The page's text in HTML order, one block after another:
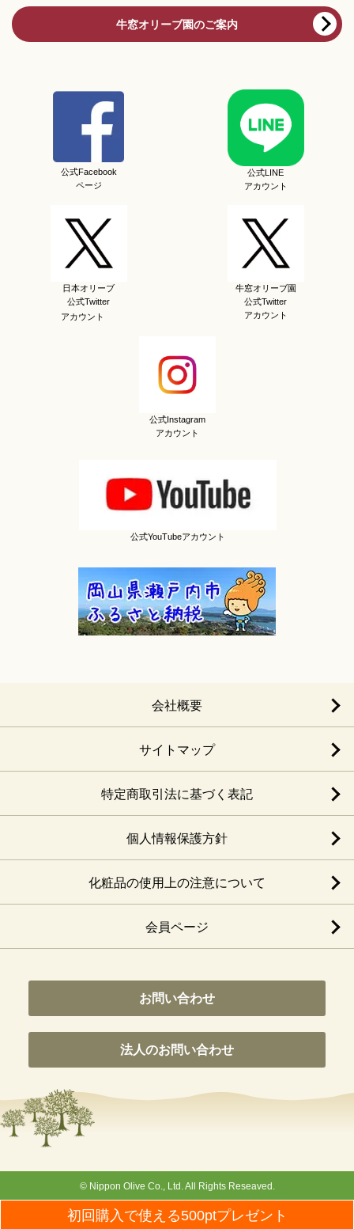
牛窓オリーブ園のご案内
初回購入で使える500ptプレゼント
公式Facebook
ページ
公式LINE
アカウント
日本オリーブ
公式Twitter
アカウント
牛窓オリーブ園
公式Twitter
アカウント
公式Instagram
アカウント
公式YouTubeアカウント
会社概要
サイトマップ
特定商取引法に基づく表記
個人情報保護方針
化粧品の使用上の注意について
会員ページ
お問い合わせ
法人のお問い合わせ
© Nippon Olive Co., Ltd. All Rights Reseaved.